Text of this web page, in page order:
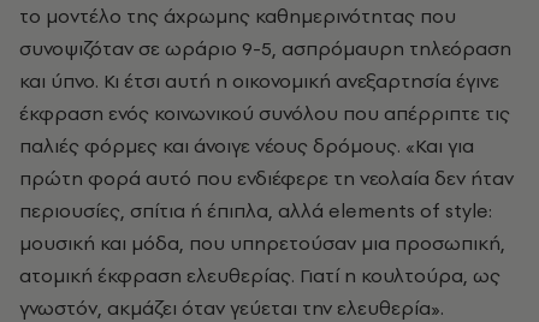
το μοντέλο της άχρωμης καθημερινότητας που
συνοψιζόταν σε ωράριο 9-5, ασπρόμαυρη τηλεόραση
και ύπνο. Κι έτσι αυτή η οικονομική ανεξαρτησία έγινε
έκφραση ενός κοινωνικού συνόλου που απέρριπτε τις
παλιές φόρμες και άνοιγε νέους δρόμους. «Και για
πρώτη φορά αυτό που ενδιέφερε τη νεολαία δεν ήταν
περιουσίες, σπίτια ή έπιπλα, αλλά elements of style:
μουσική και μόδα, που υπηρετούσαν μια προσωπική,
ατομική έκφραση ελευθερίας. Γιατί η κουλτούρα, ως
γνωστόν, ακμάζει όταν γεύεται την ελευθερία».